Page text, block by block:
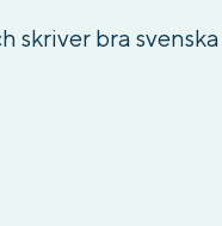
skriver bra